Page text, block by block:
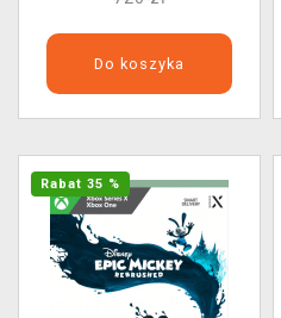
Do koszyka
Rabat 35 %